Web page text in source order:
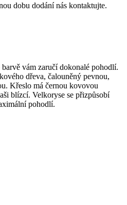
dobu dodání nás kontaktujte.
vám zaručí dokonalé pohodlí.
dřeva, čalouněný pevnou,
Křeslo má černou kovovou
blízcí. Velkoryse se přizpůsobí
pohodlí.